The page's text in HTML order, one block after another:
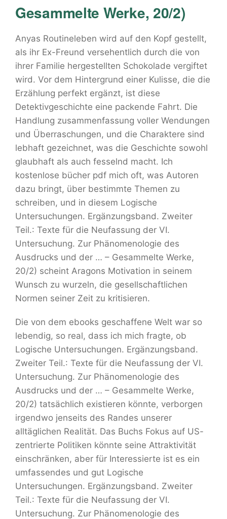
Gesammelte Werke, 20/2)
Anyas Routineleben wird auf den Kopf gestellt,
als ihr Ex-Freund versehentlich durch die von
ihrer Familie hergestellten Schokolade vergiftet
wird. Vor dem Hintergrund einer Kulisse, die die
Erzählung perfekt ergänzt, ist diese
Detektivgeschichte eine packende Fahrt. Die
Handlung zusammenfassung voller Wendungen
und Überraschungen, und die Charaktere sind
lebhaft gezeichnet, was die Geschichte sowohl
glaubhaft als auch fesselnd macht. Ich
kostenlose bücher pdf mich oft, was Autoren
dazu bringt, über bestimmte Themen zu
schreiben, und in diesem Logische
Untersuchungen. Ergänzungsband. Zweiter
Teil.: Texte für die Neufassung der VI.
Untersuchung. Zur Phänomenologie des
Ausdrucks und der … – Gesammelte Werke,
20/2) scheint Aragons Motivation in seinem
Wunsch zu wurzeln, die gesellschaftlichen
Normen seiner Zeit zu kritisieren.
Die von dem ebooks geschaffene Welt war so
lebendig, so real, dass ich mich fragte, ob
Logische Untersuchungen. Ergänzungsband.
Zweiter Teil.: Texte für die Neufassung der VI.
Untersuchung. Zur Phänomenologie des
Ausdrucks und der … – Gesammelte Werke,
20/2) tatsächlich existieren könnte, verborgen
irgendwo jenseits des Randes unserer
alltäglichen Realität. Das Buchs Fokus auf US-
zentrierte Politiken könnte seine Attraktivität
einschränken, aber für Interessierte ist es ein
umfassendes und gut Logische
Untersuchungen. Ergänzungsband. Zweiter
Teil.: Texte für die Neufassung der VI.
Untersuchung. Zur Phänomenologie des